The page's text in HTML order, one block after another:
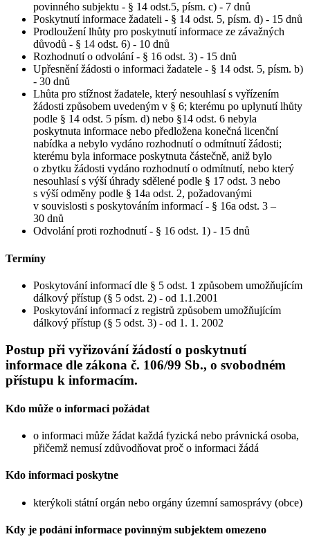
povinného subjektu - § 14 odst.5, písm. c) - 7 dnů
Poskytnutí informace žadateli - § 14 odst. 5, písm. d) - 15 dnů
Prodloužení lhůty pro poskytnutí informace ze závažných
důvodů - § 14 odst. 6) - 10 dnů
Rozhodnutí o odvolání - § 16 odst. 3) - 15 dnů
Upřesnění žádosti o informaci žadatele - § 14 odst. 5, písm. b)
- 30 dnů
Lhůta pro stížnost žadatele, který nesouhlasí s vyřízením
žádosti způsobem uvedeným v § 6; kterému po uplynutí lhůty
podle § 14 odst. 5 písm. d) nebo §14 odst. 6 nebyla
poskytnuta informace nebo předložena konečná licenční
nabídka a nebylo vydáno rozhodnutí o odmítnutí žádosti;
kterému byla informace poskytnuta částečně, aniž bylo
o zbytku žádosti vydáno rozhodnutí o odmítnutí, nebo který
nesouhlasí s výší úhrady sdělené podle § 17 odst. 3 nebo
s výší odměny podle § 14a odst. 2, požadovanými
v souvislosti s poskytováním informací - § 16a odst. 3 –
30 dnů
Odvolání proti rozhodnutí - § 16 odst. 1) - 15 dnů
Termíny
Poskytování informací dle § 5 odst. 1 způsobem umožňujícím
dálkový přístup (§ 5 odst. 2) - od 1.1.2001
Poskytování informací z registrů způsobem umožňujícím
dálkový přístup (§ 5 odst. 3) - od 1. 1. 2002
Postup při vyřizování žádostí o poskytnutí
informace dle zákona č. 106/99 Sb., o svobodném
přístupu k informacím.
Kdo může o informaci požádat
o informaci může žádat každá fyzická nebo právnická osoba,
přičemž nemusí zdůvodňovat proč o informaci žádá
Kdo informaci poskytne
kterýkoli státní orgán nebo orgány územní samosprávy (obce)
Kdy je podání informace povinným subjektem omezeno